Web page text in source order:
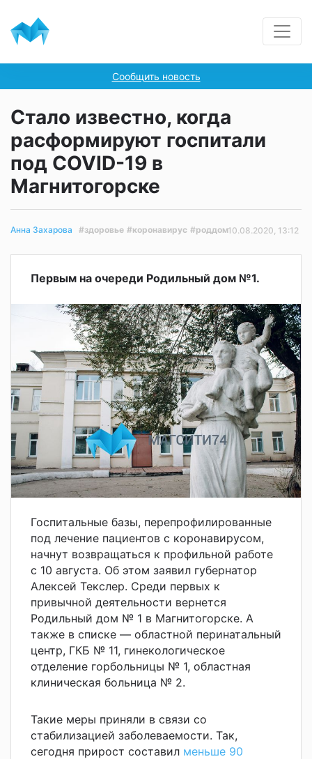
Сообщить новость
Стало известно, когда
расформируют госпитали
под COVID-19 в
Магнитогорске
Анна Захарова #здоровье #коронавирус #роддом10.08.2020, 13:12
Первым на очереди Родильный дом №1.
Госпитальные базы, перепрофилированные
под лечение пациентов с коронавирусом,
начнут возвращаться к профильной работе
с 10 августа. Об этом заявил губернатор
Алексей Текслер. Среди первых к
привычной деятельности вернется
Родильный дом № 1 в Магнитогорске. А
также в списке — областной перинатальный
центр, ГКБ № 11, гинекологическое
отделение горбольницы № 1, областная
клиническая больница № 2.
Такие меры приняли в связи со
стабилизацией заболеваемости. Так,
сегодня прирост составил меньше 90